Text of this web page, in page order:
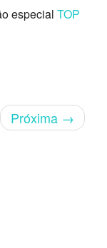
especial TOP
Próxima →